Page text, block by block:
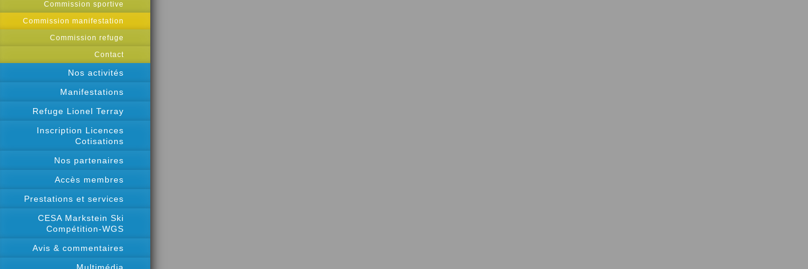
Commission sportive
Commission manifestation
Commission refuge
Contact
Nos activités
Manifestations
Refuge Lionel Terray
Inscription Licences
Cotisations
Nos partenaires
Accès membres
Prestations et services
CESA Markstein Ski
Compétition-WGS
Avis & commentaires